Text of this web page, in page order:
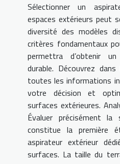
Sélectionner un
espaces extérieurs peut
diversité des modèles
critères fondamentaux
permettra d’obtenir
durable. Découvrez
toutes les informations
votre décision et
surfaces extérieures.
Évaluer précisément
constitue la première
aspirateur extérieur
surfaces. La taille du